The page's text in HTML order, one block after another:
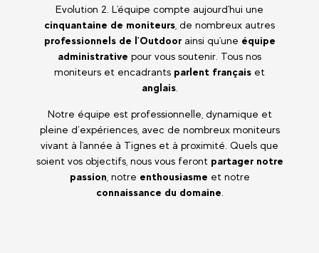
Evolution 2. L'équipe compte aujourd'hui une
cinquantaine de moniteurs , de nombreux autres
professionnels de l'Outdoorainsi qu'une équipe
administrative pour vous soutenir. Tous nos
moniteurs et encadrants parlent français et
anglais.
Notre équipe est professionnelle, dynamique et
pleine d’expériences, avec de nombreux moniteurs
vivant à l'année à Tignes et à proximité. Quels que
soient vos objectifs, nous vous feront partager notre
passion , notre enthousiasme et notre
connaissance du domaine